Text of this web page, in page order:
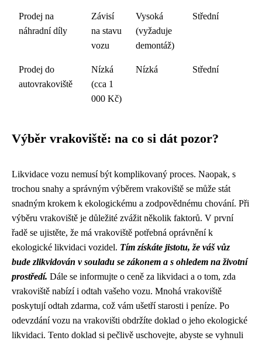
Prodej na
náhradní díly
Závisí
na stavu
vozu
Vysoká
(vyžaduje
demontáž)
Střední
Prodej do
autovrakoviště
Nízká
(cca 1
000 Kč)
Nízká Střední
Výběr vrakoviště: na co si dát pozor?
Likvidace vozu nemusí být komplikovaný proces. Naopak, s
trochou snahy a správným výběrem vrakoviště se může stát
snadným krokem k ekologickému a zodpovědnému chování. Při
výběru vrakoviště je důležité zvážit několik faktorů. V první
řadě se ujistěte, že má vrakoviště potřebná oprávnění k
ekologické likvidaci vozidel. Tím získáte jistotu, že váš vůz
bude zlikvidován v souladu se zákonem a s ohledem na životní
prostředí. Dále se informujte o ceně za likvidaci a o tom, zda
vrakoviště nabízí i odtah vašeho vozu. Mnohá vrakoviště
poskytují odtah zdarma, což vám ušetří starosti i peníze. Po
odevzdání vozu na vrakovišti obdržíte doklad o jeho ekologické
likvidaci. Tento doklad si pečlivě uschovejte, abyste se vyhnuli